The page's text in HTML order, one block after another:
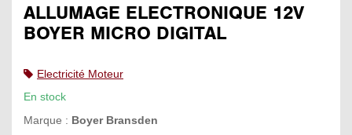
ALLUMAGE ELECTRONIQUE 12V
BOYER MICRO DIGITAL
Electricité Moteur
En stock
Marque : Boyer Bransden